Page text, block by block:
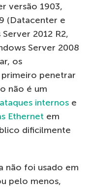
versão 1903,
(Datacenter e
2012 R2,
Server 2008
os
penetrar
não é um
ataques internos e
Ethernet em
dificilmente
não foi usado em
pelo menos,